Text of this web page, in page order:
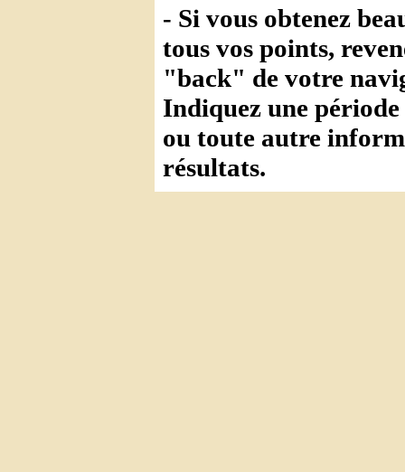
- Si vous obtenez
tous vos points,
"back" de votre
Indiquez une
ou toute autre
résultats.